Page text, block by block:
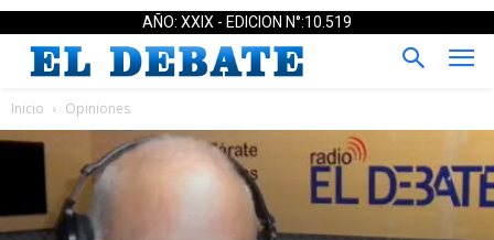
AÑO: XXIX - EDICION N°:10.519
Inicio Opiniones